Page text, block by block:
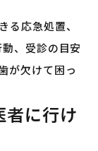
る応急処置、
、受診の目安
が欠けて困っ
者に行け